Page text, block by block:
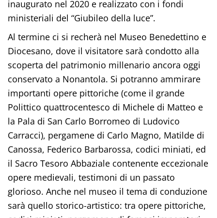
inaugurato nel 2020 e realizzato con i fondi
ministeriali del “Giubileo della luce”.
Al termine ci si recherà nel Museo Benedettino e
Diocesano, dove il visitatore sarà condotto alla
scoperta del patrimonio millenario ancora oggi
conservato a Nonantola. Si potranno ammirare
importanti opere pittoriche (come il grande
Polittico quattrocentesco di Michele di Matteo e
la Pala di San Carlo Borromeo di Ludovico
Carracci), pergamene di Carlo Magno, Matilde di
Canossa, Federico Barbarossa, codici miniati, ed
il Sacro Tesoro Abbaziale contenente eccezionale
opere medievali, testimoni di un passato
glorioso. Anche nel museo il tema di conduzione
sarà quello storico-artistico: tra opere pittoriche,